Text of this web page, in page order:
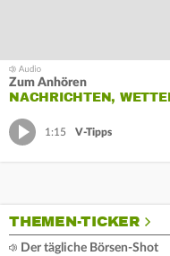
Zum Anhören
NACHRICHTEN,
1:15 V-Tipps
THEMEN-TICKER
Der tägliche Börsen-Shot